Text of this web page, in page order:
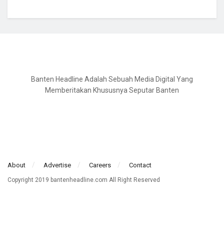
Banten Headline Adalah Sebuah Media Digital Yang
Memberitakan Khususnya Seputar Banten
About Advertise Careers Contact
Copyright 2019 bantenheadline.com All Right Reserved